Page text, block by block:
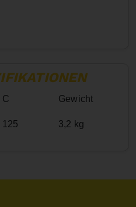
C Gewicht
125 3,2 kg